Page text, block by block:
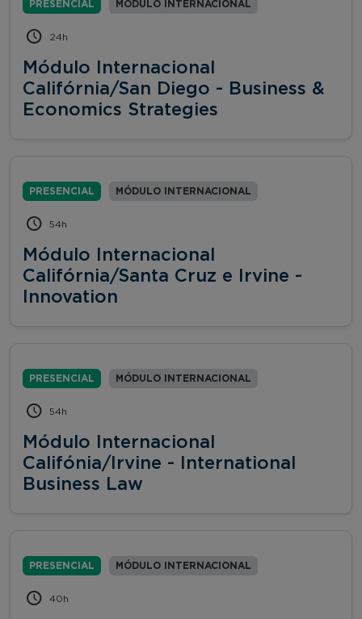
PRESENCIAL MÓDULO INTERNACIONAL
24h
Módulo Internacional
Califórnia/San Diego - Business &
Economics Strategies
PRESENCIAL MÓDULO INTERNACIONAL
54h
Módulo Internacional
Califórnia/Santa Cruz e Irvine -
Innovation
PRESENCIAL MÓDULO INTERNACIONAL
54h
Módulo Internacional
Califónia/Irvine - International
Business Law
PRESENCIAL MÓDULO INTERNACIONAL
40h